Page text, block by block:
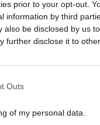
prior to your opt-out.
information by third
also be disclosed by us
further disclose it to
Outs
of my personal data.
εξαιρετικής
κινδύνων (επι